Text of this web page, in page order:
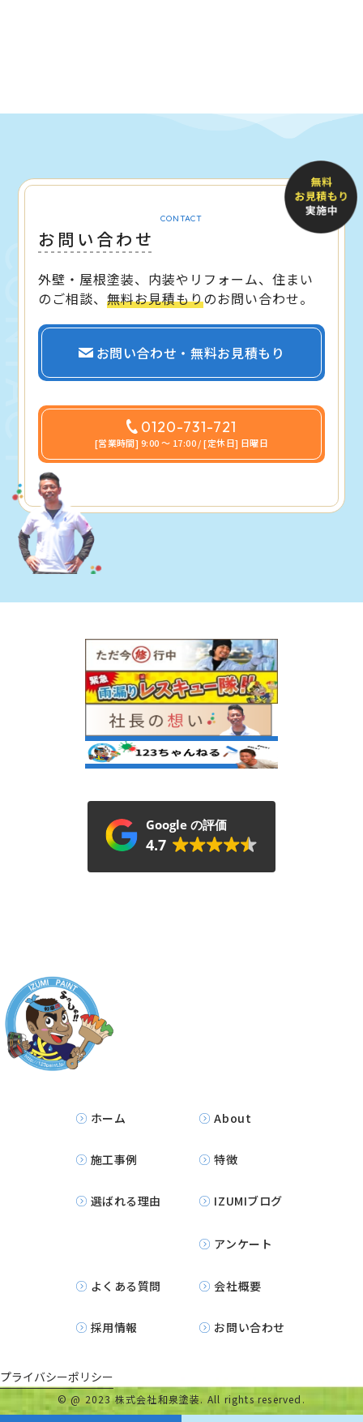
CONTACT
お問い合わせ
外壁・屋根塗装、内装やリフォーム、住まい
のご相談、無料お見積もりのお問い合わせ。
お問い合わせ・無料お見積もり
0120-731-721
[営業時間] 9:00 〜 17:00 / [定休日] 日曜日
Google の評価
4.7
ホーム About
施工事例 特徴
選ばれる理由 IZUMIブログ
アンケート
よくある質問 会社概要
採用情報 お問い合わせ
© @ 2023 株式会社和泉塗装. All rights reserved.
プライバシーポリシー